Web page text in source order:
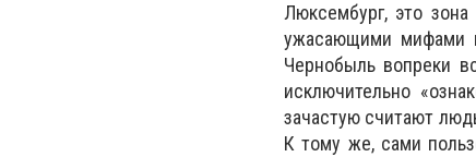
Люксембург, это
ужасающими мифами
Чернобыль вопреки
исключительно
зачастую считают
К тому же, сами